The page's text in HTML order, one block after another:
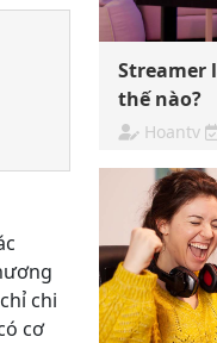
chi
cơ
Streamer
thế nào?
Hoantv